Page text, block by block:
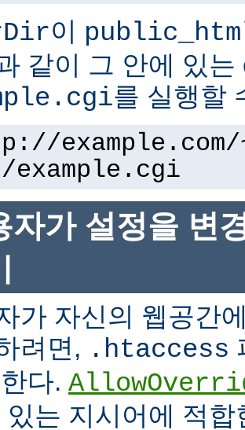
이
같이 그 안에 있
를 실행할
example.cgi
자가 설정을 변
가 자신의 웹공간
려면, .htaccess
다.
있는 지시어에 적